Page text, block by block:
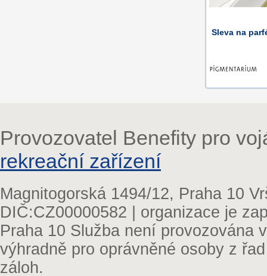
Sleva na
Provozovatel Benefity pro
rekreační zařízení
Magnitogorská 1494/12, Praha 10
DIČ:CZ00000582 | organizace je
Praha 10 Služba není provozována
výhradně pro oprávněné osoby z
záloh.